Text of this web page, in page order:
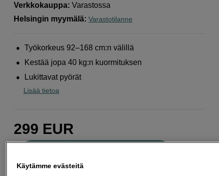
Verkkokauppa: Varastossa
Helsingin myymälä: Varastotilanne
Työkorkeus 92–168 cm:n välillä
Kestää jopa 40 kg:n kuormituksen
Lukittavat pyörät
Lisää tietoa
299 EUR
Käytämme evästeitä